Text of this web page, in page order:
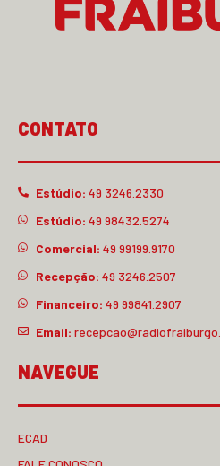
CONTATO
Estúdio: 49 3246.2330
Estúdio: 49 98432.5274
Comercial: 49 99199.9170
Recepção: 49 3246.2507
Financeiro: 49 99841.2907
Email:
NAVEGUE
ECAD